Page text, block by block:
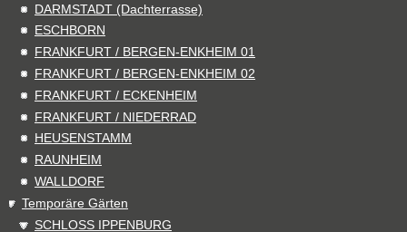
DARMSTADT (Dachterrasse)
ESCHBORN
FRANKFURT / BERGEN-ENKHEIM 01
FRANKFURT / BERGEN-ENKHEIM 02
FRANKFURT / ECKENHEIM
FRANKFURT / NIEDERRAD
HEUSENSTAMM
RAUNHEIM
WALLDORF
Temporäre Gärten
SCHLOSS IPPENBURG